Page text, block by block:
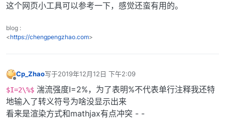
这个网页小工具可以参考一下，感觉还蛮有用的。
blog :
<https://chengpengzhao.com>
Cp_Zhao写于2019年12月12日 下午2:09
最后由 编辑
$I=2\%$ 湍流强度I=2%，为了表明%不代表单行注释我还特
地输入了转义符号为啥没显示出来
看来是渲染方式和mathjax有点冲突 - -